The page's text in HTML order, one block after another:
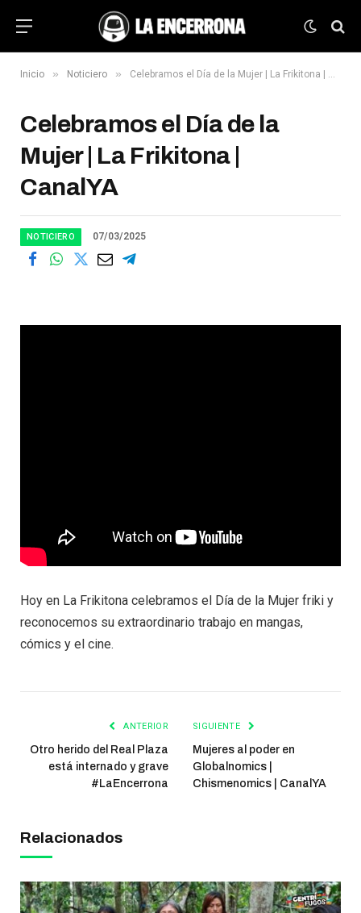
Inicio » Noticiero » Celebramos el Día de la Mujer | La Frikitona | CanalYA
Celebramos el Día de la
Mujer | La Frikitona |
CanalYA
NOTICIERO 07/03/2025
Hoy en La Frikitona celebramos el Día de la Mujer friki y
reconocemos su extraordinario trabajo en mangas,
cómics y el cine.
ANTERIOR
Otro herido del Real Plaza
está internado y grave
#LaEncerrona
SIGUIENTE
Mujeres al poder en
Globalnomics |
Chismenomics | CanalYA
Relacionados